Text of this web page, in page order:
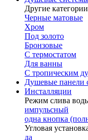
Другие категории
Черные матовые
Хром
Под золото
Бронзовые
С термостатом
Для ванны
С тропическим
Душевые панели
Инсталляции
Режим слива
импульсный
одна кнопка
Угловая
да